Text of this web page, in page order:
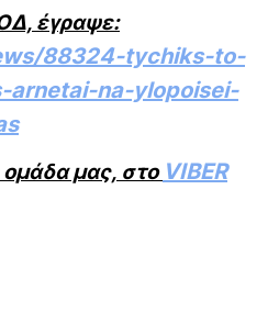
έγραψε:
88324-tychiks-to-
arnetai-na-ylopoisei-
μας, στο VIBER